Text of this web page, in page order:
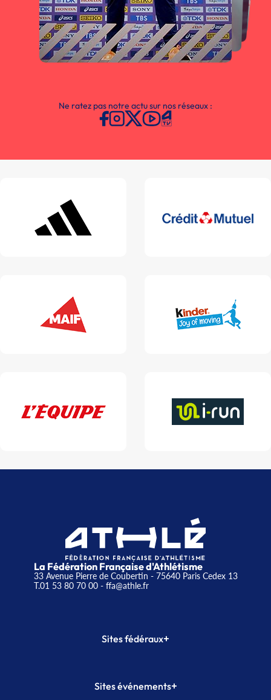
Ne ratez pas notre actu sur nos réseaux :
La Fédération Française d'Athlétisme
33 Avenue Pierre de Coubertin - 75640 Paris Cedex 13
T.01 53 80 70 00- ffa@athle.fr
Sites fédéraux+
Plateforme Formation
Sites événements+